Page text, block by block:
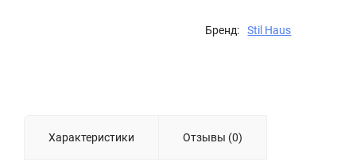
Бренд: Stil Haus
Характеристики Отзывы (0)